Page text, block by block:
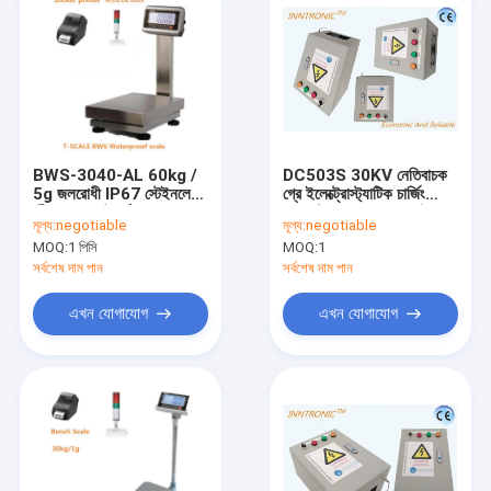
পণ্য
BWS-3040-AL 60kg /
5g জলরোধী IP67 স্টেইনলেস
ডিসপ্লে নির্দেশক প্রিন্টার সঙ্গে
সামুদ্রিক খাদ্য ওজন জন্য
চেকওয়েজার
মূল্য:negotiable
MOQ:1 পিসি
সর্বশেষ দাম পান
এখন যোগাযোগ
DC503S 30KV নেতিবাচক
গ্রে ইলেক্ট্রোস্ট্যাটিক চার্জিং
কাস্ট ফিল্মের জন্য 350 W
100V ∼ 240VAC
মূল্য:negotiable
MOQ:1
সর্বশেষ দাম পান
এখন যোগাযোগ